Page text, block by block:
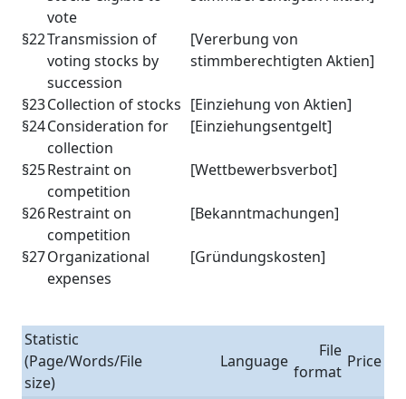
vote
§22Transmission of
voting stocks by
succession
[Vererbung von
stimmberechtigten Aktien]
§23Collection of stocks [Einziehung von Aktien]
§24Consideration for
collection
[Einziehungsentgelt]
§25Restraint on
competition
[Wettbewerbsverbot]
§26Restraint on
competition
[Bekanntmachungen]
§27Organizational
expenses
[Gründungskosten]
Statistic
(Page/Words/File
size)
Language
File
format
Price